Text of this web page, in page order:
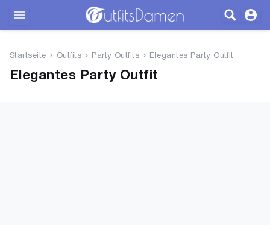
Bekleidung
Startseite Outfits Party Outfits Elegantes Party Outfit
Elegantes Party Outfit